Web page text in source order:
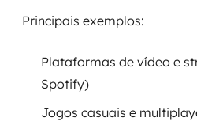
Principais exemplos:
Plataformas de vídeo e
Spotify)
Jogos casuais e